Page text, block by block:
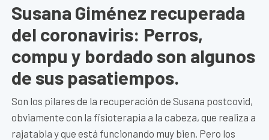
Susana Giménez recuperada
del coronaviris: Perros,
compu y bordado son algunos
de sus pasatiempos.
Son los pilares de la recuperación de Susana postcovid,
obviamente con la fisioterapia a la cabeza, que realiza a
rajatabla y que está funcionando muy bien. Pero los